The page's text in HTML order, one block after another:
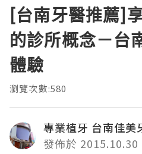
[台南牙醫推薦]
的診所概念－台
體驗
瀏覽次數:580
專業植牙 台南佳美
發佈於 2015.10.30